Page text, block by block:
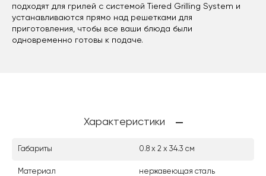
подходят для грилей с системой Tiered Grilling System и
устанавливаются прямо над решетками для
приготовления, чтобы все ваши блюда были
одновременно готовы к подаче.
Характеристики
Габариты 0.8 х 2 х 34.3 см
Материал нержавеющая сталь